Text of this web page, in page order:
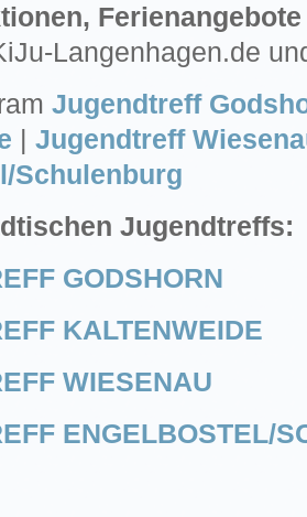
Langenhagen.de
Jugendtreff
| Jugendtreff
Schulenburg
Jugendtreffs:
GODSHORN
KALTENWEIDE
WIESENAU
ENGELBOSTEL/